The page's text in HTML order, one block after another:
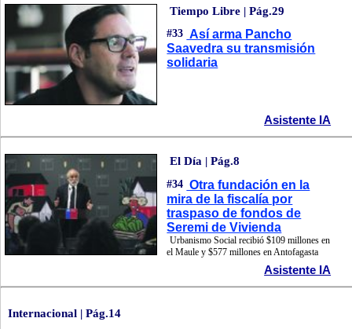
Tiempo Libre | Pág.29
#33 Así arma Pancho
Saavedra su transmisión
solidaria
Asistente IA
El Día | Pág.8
#34 Otra fundación en la
mira de la fiscalía por
traspaso de fondos de
Seremi de Vivienda
Urbanismo Social recibió $109 millones en
el Maule y $577 millones en Antofagasta
Asistente IA
Internacional | Pág.14